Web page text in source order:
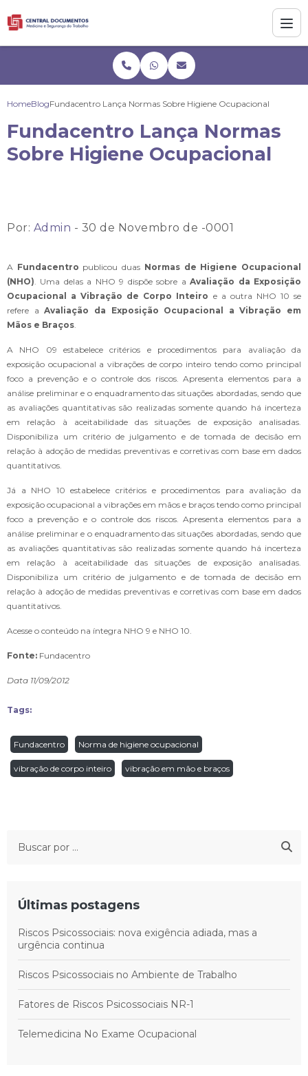
HomeBlogFundacentro Lança Normas Sobre Higiene Ocupacional
Fundacentro Lança Normas
Sobre Higiene Ocupacional
Por: Admin - 30 de Novembro de -0001
A Fundacentro publicou duas Normas de Higiene Ocupacional
(NHO) . Uma delas a NHO 9 dispõe sobre aAvaliação da Exposição
Ocupacional a Vibração de Corpo Inteiro e a outra NHO 10 se
refere aAvaliação da Exposição Ocupacional a Vibração em
Mãos e Braços
A NHO 09 estabelece critérios e procedimentos para avaliação da
exposição ocupacional a vibrações de corpo inteiro tendo como principal
foco a prevenção e o controle dos riscos. Apresenta elementos para a
análise preliminar e o enquadramento das situações abordadas, sendo que
as avaliações quantitativas são realizadas somente quando há incerteza
em relação à aceitabilidade das situações de exposição analisadas.
Disponibiliza um critério de julgamento e de tomada de decisão em
relação à adoção de medidas preventivas e corretivas com base em dados
quantitativos.
Já a NHO 10 estabelece critérios e procedimentos para avaliação da
exposição ocupacional a vibrações em mãos e braços tendo como principal
foco a prevenção e o controle dos riscos. Apresenta elementos para a
análise preliminar e o enquadramento das situações abordadas, sendo que
as avaliações quantitativas são realizadas somente quando há incerteza
em relação à aceitabilidade das situações de exposição analisadas.
Disponibiliza um critério de julgamento e de tomada de decisão em
relação à adoção de medidas preventivas e corretivas com base em dados
quantitativos.
Acesse o conteúdo na íntegra NHO 9 e NHO 10
Fonte: Fundacentro
Data 11/09/2012
Tags:
Fundacentro Norma de higiene ocupacional
vibração de corpo inteiro vibração em mão e braços
Últimas postagens
Riscos Psicossociais: nova exigência adiada, mas a
urgência continua
Riscos Psicossociais no Ambiente de Trabalho
Fatores de Riscos Psicossociais NR-1
Telemedicina No Exame Ocupacional